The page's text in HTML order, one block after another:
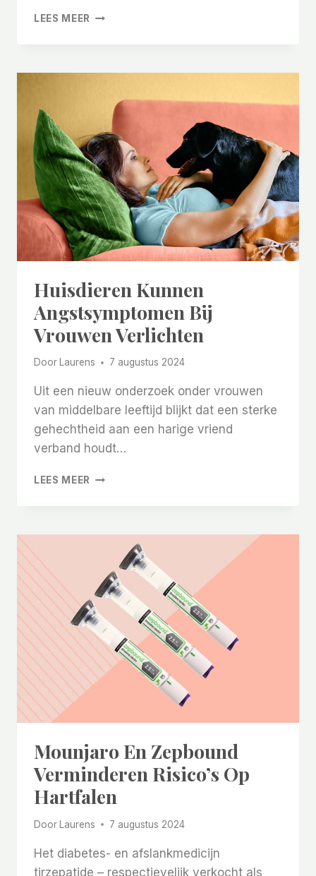
LEES MEER HET
OZEMPIC
WEGOVY
ZONDER
RECEPT
BRENGT
ECHTE
GEVAREN
MET
ZICH
MEE
Huisdieren Kunnen
Angstsymptomen Bij
Vrouwen Verlichten
Door Laurens 7 augustus 2024
Uit een nieuw onderzoek onder vrouwen
van middelbare leeftijd blijkt dat een sterke
gehechtheid aan een harige vriend
verband houdt…
LEES MEER HUISDIEREN
VROUWEN
VERLICHTEN
Mounjaro En Zepbound
Verminderen Risico’s Op
Hartfalen
DoorLaurens 7 augustus 2024
Het diabetes- en afslankmedicijn
tirzepatide – respectievelijk verkocht als